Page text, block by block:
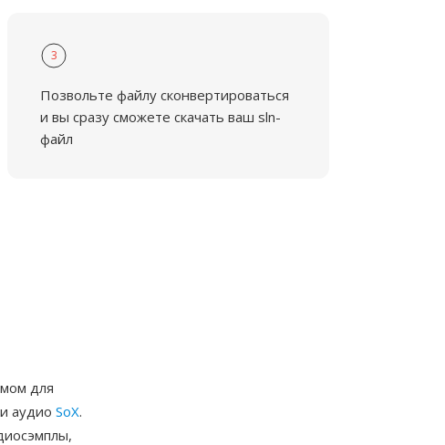
3
Позвольте файлу сконвертироваться
и вы сразу сможете скачать ваш sln-
файл
для
аудио SoX.